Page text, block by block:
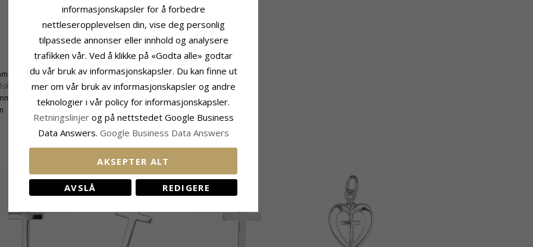
23,0 mm
Leveringstid
Leveringstid: Ca. 5-10 Hverdager
informasjonskapsler for å forbedre
nettleseropplevelsen din, vise deg personlig
tilpassede annonser eller innhold og analysere
trafikken vår. Ved å klikke på «Godta alle» godtar
du vår bruk av informasjonskapsler. Du kan finne ut
mer om vår bruk av informasjonskapsler og andre
teknologier i vår policy for informasjonskapsler.
Retningslinjer og på nettstedet Google Business
Data Answers. Google Business Data Answers
AKSEPTER ALT
AVSLÅ REDIGERE